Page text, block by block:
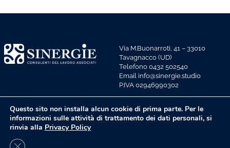
Via M.Buonarroti, 41 – 33010
Tavagnacco (UD)
Telefono 0432 502540
Email info@sinergie.studio
P.IVA 02946990302
Questo sito non installa alcun cookie di prima parte. Per le
informazioni sulle attività di trattamento dei dati personali, si
rinvia alla Privacy Policy
Close GDPR Cookie Banner